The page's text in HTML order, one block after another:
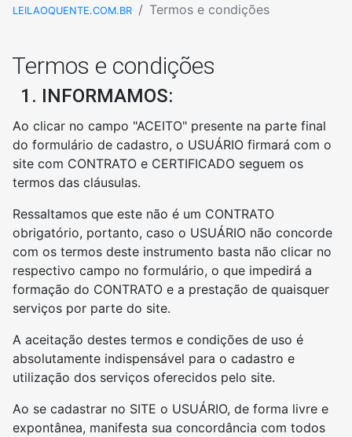
LEILAOQUENTE.COM.BR Termos e condições
Termos e condições
1. INFORMAMOS:
Ao clicar no campo "ACEITO" presente na parte final
do formulário de cadastro, o USUÁRIO firmará com o
site com CONTRATO e CERTIFICADO seguem os
termos das cláusulas.
Ressaltamos que este não é um CONTRATO
obrigatório, portanto, caso o USUÁRIO não concorde
com os termos deste instrumento basta não clicar no
respectivo campo no formulário, o que impedirá a
formação do CONTRATO e a prestação de quaisquer
serviços por parte do site.
A aceitação destes termos e condições de uso é
absolutamente indispensável para o cadastro e
utilização dos serviços oferecidos pelo site.
Ao se cadastrar no SITE o USUÁRIO, de forma livre e
expontânea, manifesta sua concordância com todos